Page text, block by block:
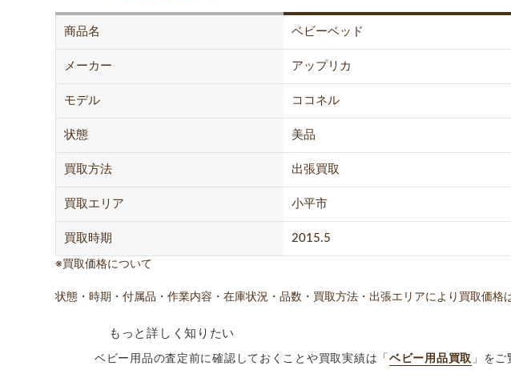
商品名 ベビーベッド
メーカー アップリカ
モデル ココネル
状態 美品
買取方法 出張買取
買取エリア 小平市
買取時期 2015.5
※買取価格について
状態・時期・付属品・作業内容・在庫状況・品数・買取方法・出張エリアにより買取価格
もっと詳しく知りたい
ベビー用品の査定前に確認しておくことや買取実績は「 ベビー用品買取 」をご